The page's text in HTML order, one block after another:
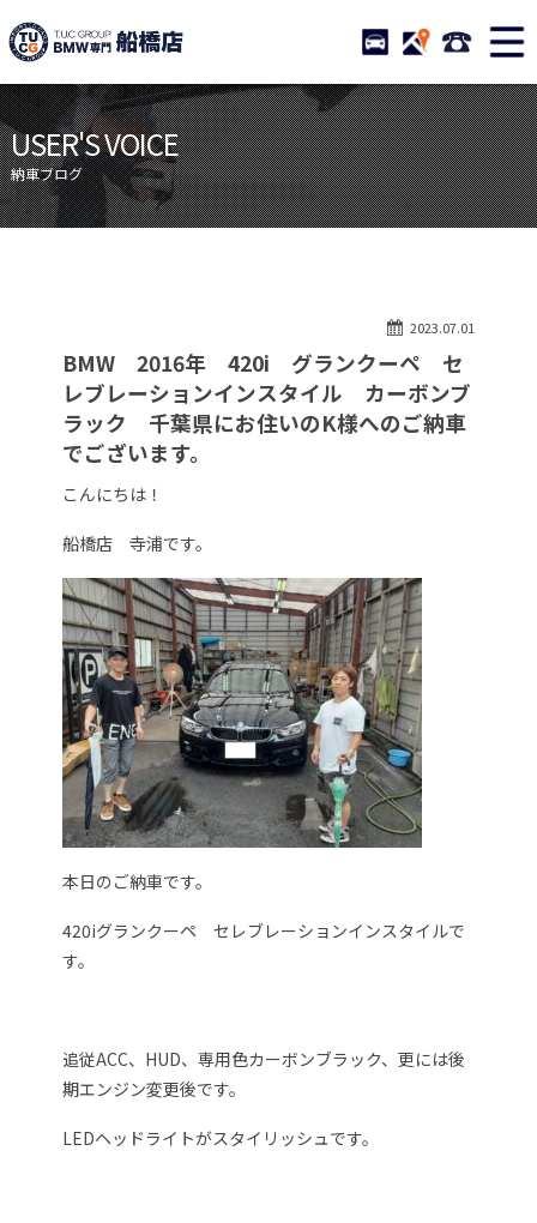
TUCグループ BMW専門 船
STOCK ACCESS 047-
ニュース
在庫リスト
目玉車両一覧
店舗紹介
保証＆サービス
アクセスマップ
自動車保険
TUCとは？
リクルート
納車blog
スタッフblog
USER'S VOICE
納車ブログ
2023.07.01
BMW 2016年 420i グランクーペ セ
レブレーションインスタイル カーボンブ
ラック 千葉県にお住いのK様へのご納車
でございます。
こんにちは！
船橋店 寺浦です。
本日のご納車です。
420iグランクーペ セレブレーションインスタイルで
す。
追従ACC、HUD、専用色カーボンブラック、更には後
期エンジン変更後です。
LEDヘッドライトがスタイリッシュです。